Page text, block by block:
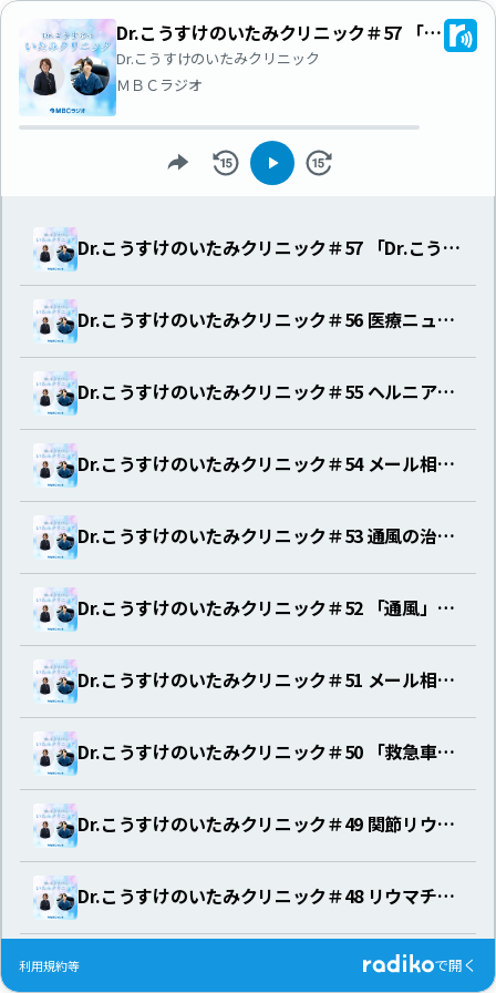
Dr.こうすけのいたみクリニック＃57 「Dr.こうすけのいたみクリニック」最終回
Dr.こうすけのいたみクリニック
ＭＢＣラジオ
Dr.こうすけのいたみクリニック＃57 「Dr.こうすけのいたみクリニック」最終回
Dr.こうすけのいたみクリニック＃56 医療ニュースピックアップ - 医師の退職/働き方について
Dr.こうすけのいたみクリニック＃55 ヘルニアと脊柱菅狭窄症の違い
Dr.こうすけのいたみクリニック＃54 メール相談 -「腰椎ヘルニア」について
Dr.こうすけのいたみクリニック＃53 通風の治療と予防
Dr.こうすけのいたみクリニック＃52 「通風」の原因
Dr.こうすけのいたみクリニック＃51 メール相談「外反母趾」について
Dr.こうすけのいたみクリニック＃50 「救急車の有料化」について
Dr.こうすけのいたみクリニック＃49 関節リウマチの治療
Dr.こうすけのいたみクリニック＃48 リウマチの治療法について
Dr.こうすけのいたみクリニック＃47 リウマチについて・そもそもリウマチとは？
利用規約等 で開く